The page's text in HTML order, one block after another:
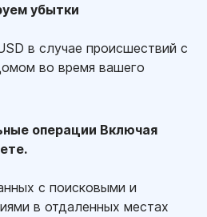
убытки
в случае происшествий с
во время вашего
операции Включая
с поисковыми и
в отдаленных местах